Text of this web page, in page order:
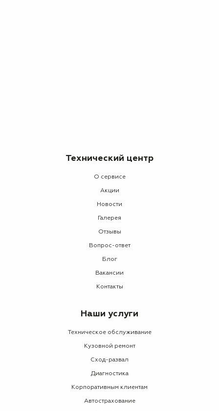
Технический центр
О сервисе
Акции
Новости
Галерея
Отзывы
Вопрос-ответ
Блог
Вакансии
Контакты
Наши услуги
Техническое обслуживание
Кузовной ремонт
Сход-развал
Диагностика
Корпоративным клиентам
Автострахование